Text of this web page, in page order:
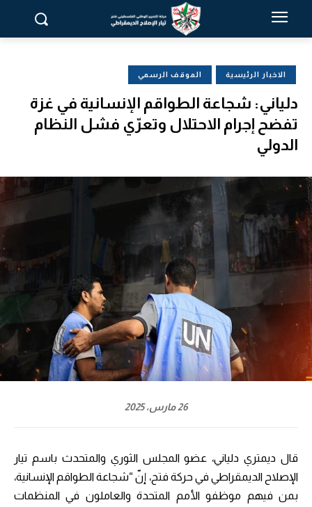
الاخبار الرئيسية الموقف الرسمي
دلياني: شجاعة الطواقم الإنسانية في غزة
تفضح إجرام الاحتلال وتعرّي فشل النظام
الدولي
26 مارس، 2025
قال ديمتري دلياني، عضو المجلس الثوري والمتحدث باسم تيار
الإصلاح الديمقراطي في حركة فتح، إنّ “شجاعة الطواقم الإنسانية،
بمن فيهم موظفو الأمم المتحدة والعاملون في المنظمات